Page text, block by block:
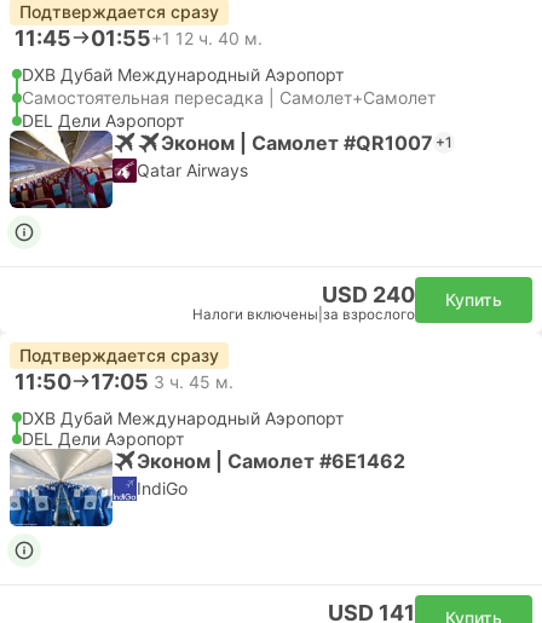
Подтверждается сразу
11:45 01:55+1 12 ч. 40 м.
DXB Дубай Международный Аэропорт
Самостоятельная пересадка | Самолет+Самолет
DEL Дели Аэропорт
Эконом | Самолет #QR1007 +1
Qatar Airways
USD 240
Налоги включены за взрослого
Купить
Подтверждается сразу
11:50 17:05 3 ч. 45 м.
DXB Дубай Международный Аэропорт
DEL Дели Аэропорт
Эконом | Самолет #6E1462
IndiGo
USD 141 Купить